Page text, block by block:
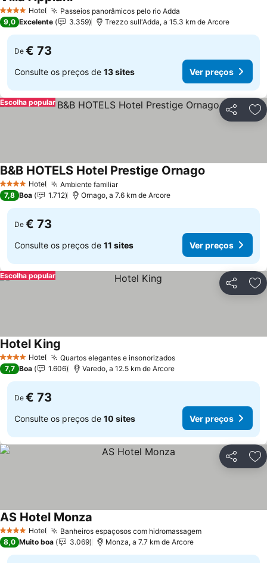
4 EstrelasHotel Passeios panorâmicos pelo rio Adda
9,0 Excelente 3.359 Trezzo sull'Adda, a 15.3 km de Arcore
De € 73
Consulte os preços de 13 sites Ver preços
Partilhar
Escolha popular
4 EstrelasHotel Ambiente familiar
B&B HOTELS Hotel Prestige Ornago
7,8 Boa 1.712 Ornago, a 7.6 km de Arcore
De € 73
Consulte os preços de 11 sites Ver preços
Partilhar
Escolha popular
4 EstrelasHotel Quartos elegantes e insonorizados
Hotel King
7,7 Boa 1.606 Varedo, a 12.5 km de Arcore
De € 73
Consulte os preços de 10 sites Ver preços
Partilhar
4 EstrelasHotel Banheiros espaçosos com hidromassagem
AS Hotel Monza
8,0 Muito boa 3.069 Monza, a 7.7 km de Arcore